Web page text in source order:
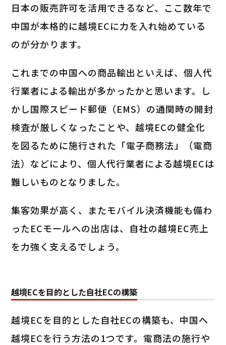
日本の販売許可を活用できるなど、ここ数年で
中国が本格的に越境ECに力を入れ始めている
のが分かります。
これまでの中国への商品輸出といえば、個人代
行業者による輸出が多かったかと思います。し
かし国際スピード郵便（EMS）の通関時の開封
検査が厳しくなったことや、越境ECの健全化
を図るために施行された「電子商務法」（電商
法）などにより、個人代行業者による越境ECは
難しいものとなりました。
集客効果が高く、またモバイル決済機能も備わ
ったECモールへの出店は、自社の越境EC売上
を力強く支えるでしょう。
越境ECを目的とした自社ECの構築
越境ECを目的とした自社ECの構築も、中国へ
越境ECを行う方法の1つです。電商法の施行や